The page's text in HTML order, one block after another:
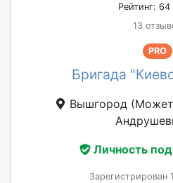
Рейтинг: 64
13
PRO
Бригада
Вышгород (Может
Личность
Зарегистрирован